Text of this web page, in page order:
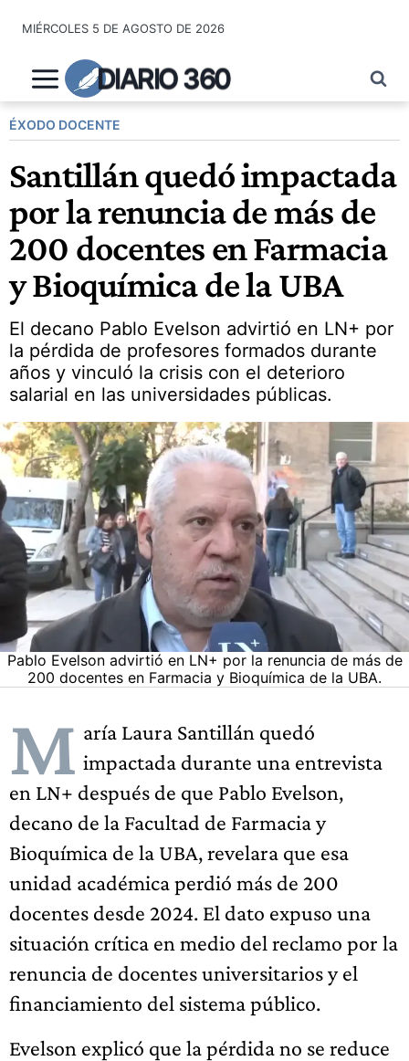
contenido
MIÉRCOLES 5 DE AGOSTO DE 2026
DIARIO 360
ÉXODO DOCENTE
Santillán quedó impactada
por la renuncia de más de
200 docentes en Farmacia
y Bioquímica de la UBA
El decano Pablo Evelson advirtió en LN+ por
la pérdida de profesores formados durante
años y vinculó la crisis con el deterioro
salarial en las universidades públicas.
Pablo Evelson advirtió en LN+ por la renuncia de más de
200 docentes en Farmacia y Bioquímica de la UBA.
M aría Laura Santillán quedó
impactada durante una entrevista
en LN+ después de que Pablo Evelson,
decano de la Facultad de Farmacia y
Bioquímica de la UBA, revelara que esa
unidad académica perdió más de 200
docentes desde 2024. El dato expuso una
situación crítica en medio del reclamo por la
renuncia de docentes universitarios y el
financiamiento del sistema público.
Evelson explicó que la pérdida no se reduce